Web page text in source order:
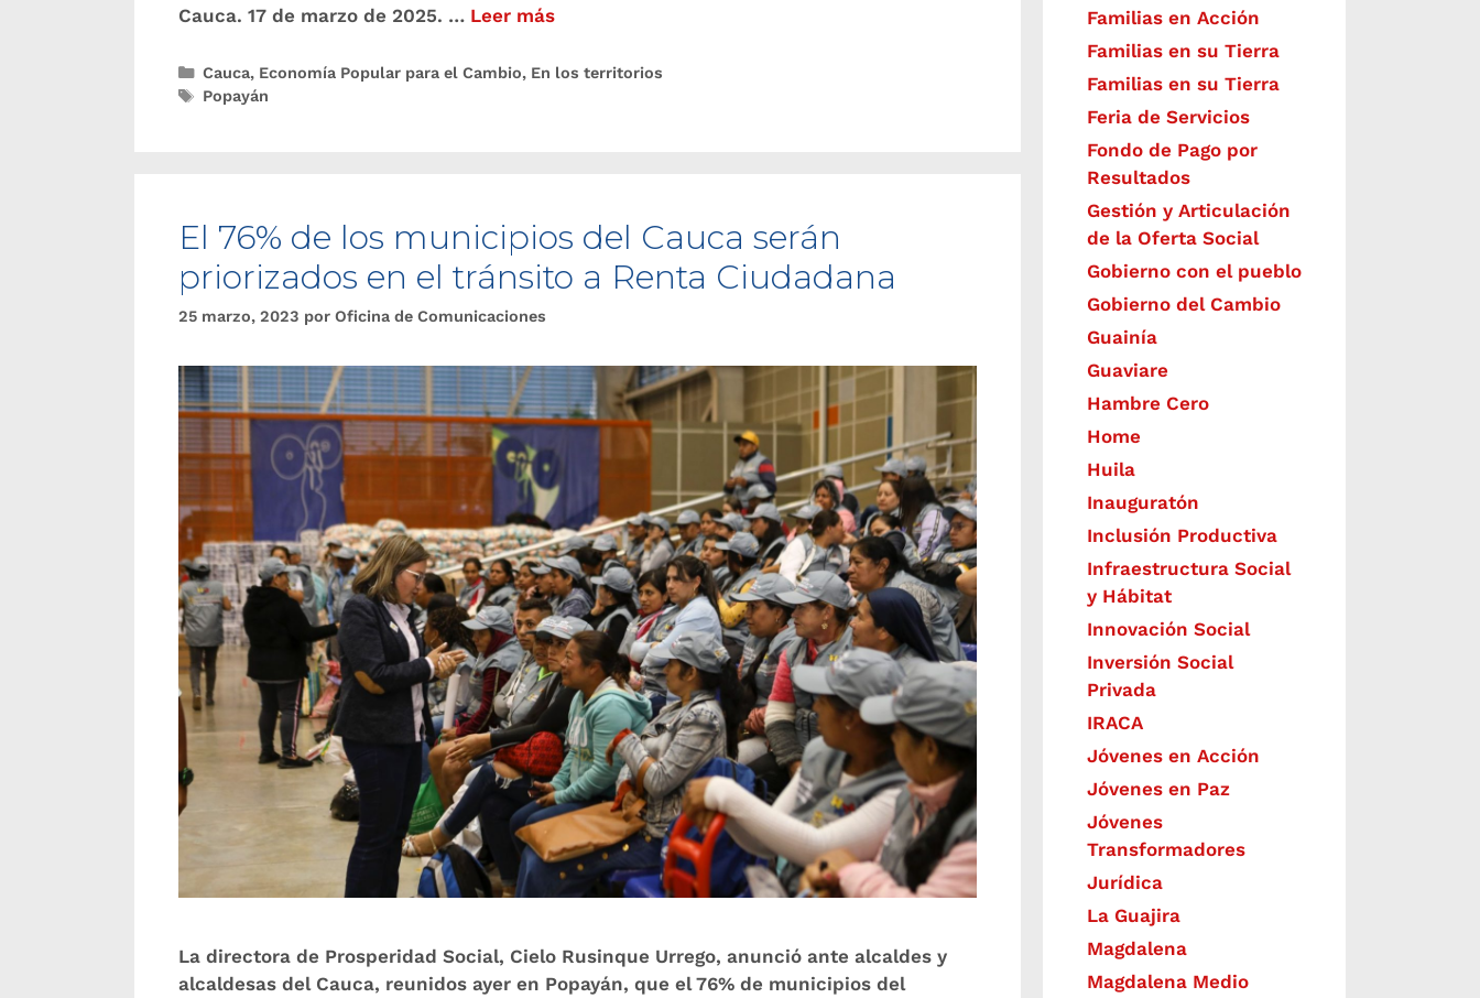
Cauca. 17 de marzo de 2025. … Leer más
Cauca, Economía Popular para el Cambio, En los territorios
Popayán
El 76% de los municipios del Cauca serán
priorizados en el tránsito a Renta Ciudadana
25 marzo, 2023 por Oficina de Comunicaciones
La directora de Prosperidad Social, Cielo Rusinque Urrego, anunció ante alcaldes y
alcaldesas del Cauca, reunidos ayer en Popayán, que el 76% de municipios del
Familias en Acción
Familias en su Tierra
Familias en su Tierra
Feria de Servicios
Fondo de Pago por
Resultados
Gestión y Articulación
de la Oferta Social
Gobierno con el pueblo
Gobierno del Cambio
Guainía
Guaviare
Hambre Cero
Home
Huila
Inauguratón
Inclusión Productiva
Infraestructura Social
y Hábitat
​Innovación Social
Inversión Social
Privada
IRACA
Jóvenes en Acción
Jóvenes en Paz
Jóvenes
Transformadores
Jurídica
La Guajira
Magdalena
Magdalena Medio